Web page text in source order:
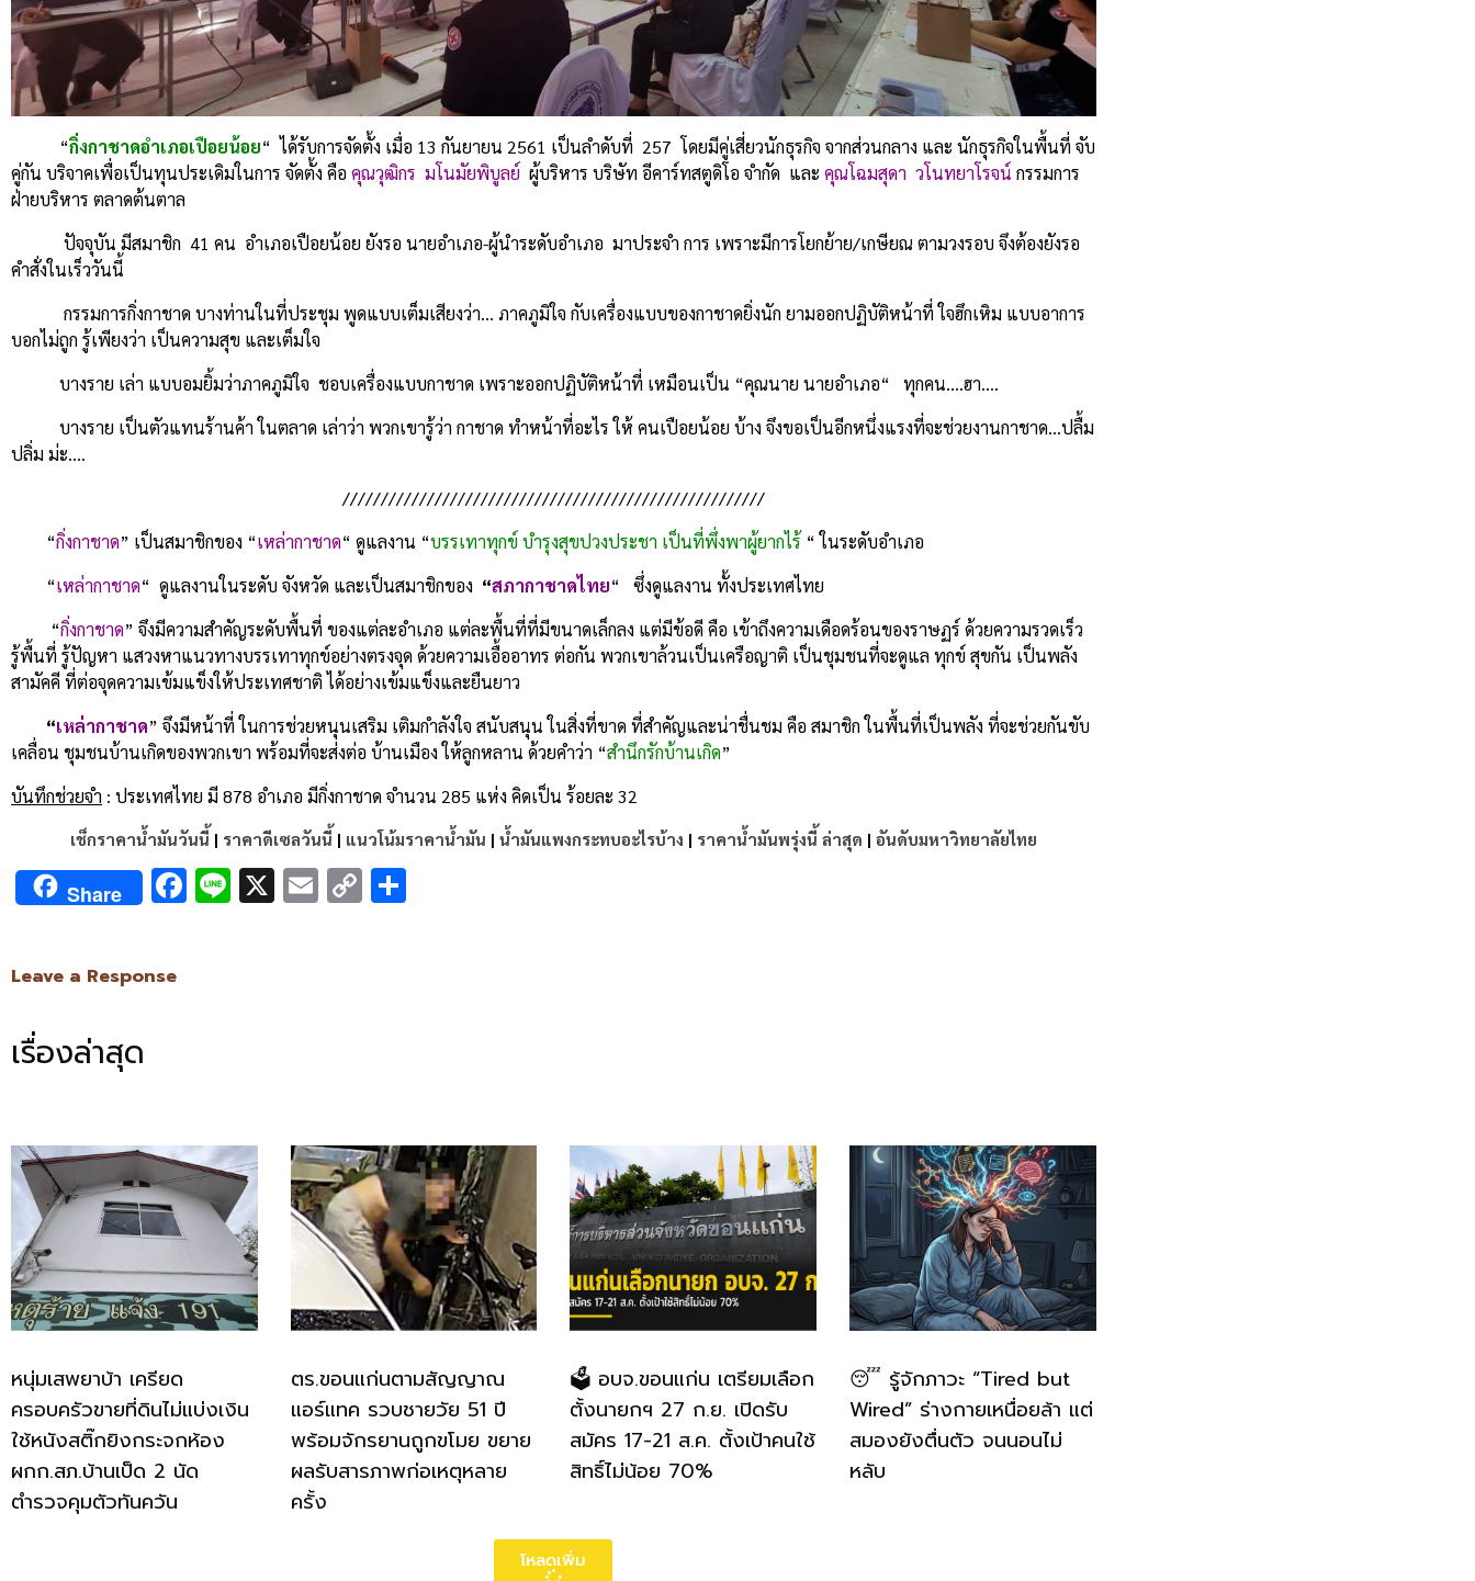
“กิ่งกาชาดอำเภอเปือยน้อย“ ได้รับการจัดตั้ง เมื่อ 13 กันยายน 2561 เป็นลำดับที่ 257 โดยมีคู่เสี่ยวนักธุรกิจ จากส่วนกลาง และ นักธุรกิจในพื้นที่ จับ
คู่กัน บริจาคเพื่อเป็นทุนประเดิมในการ จัดตั้ง คือ คุณวุฒิกร มโนมัยพิบูลย์ ผู้บริหาร บริษัท อีคาร์ทสตูดิโอ จำกัด และ คุณโฉมสุดา วโนทยาโรจน์ กรรมการ
ฝ่ายบริหาร ตลาดต้นตาล
ปัจจุบัน มีสมาชิก 41 คน อำเภอเปือยน้อย ยังรอ นายอำเภอ-ผู้นำระดับอำเภอ มาประจำ การ เพราะมีการโยกย้าย/เกษียณ ตามวงรอบ จึงต้องยังรอ
คำสั่งในเร็ววันนี้
กรรมการกิ่งกาชาด บางท่านในที่ประชุม พูดแบบเต็มเสียงว่า… ภาคภูมิใจ กับเครื่องแบบของกาชาดยิ่งนัก ยามออกปฏิบัติหน้าที่ ใจฮึกเหิม แบบอาการ
บอกไม่ถูก รู้เพียงว่า เป็นความสุข และเต็มใจ
บางราย เล่า แบบอมยิ้มว่าภาคภูมิใจ ชอบเครื่องแบบกาชาด เพราะออกปฏิบัติหน้าที่ เหมือนเป็น “คุณนาย นายอำเภอ“ ทุกคน….ฮา….
บางราย เป็นตัวแทนร้านค้า ในตลาด เล่าว่า พวกเขารู้ว่า กาชาด ทำหน้าที่อะไร ให้ คนเปือยน้อย บ้าง จึงขอเป็นอีกหนึ่งแรงที่จะช่วยงานกาชาด…ปลื้ม
ปลิ่ม ม่ะ….
///////////////////////////////////////////////////////
“กิ่งกาชาด” เป็นสมาชิกของ “เหล่ากาชาด“ ดูแลงาน “บรรเทาทุกข์ บำรุงสุขปวงประชา เป็นที่พึ่งพาผู้ยากไร้ “ ในระดับอำเภอ
“เหล่ากาชาด“ ดูแลงานในระดับ จังหวัด และเป็นสมาชิกของ “สภากาชาดไทย“ ซึ่งดูแลงาน ทั้งประเทศไทย
“กิ่งกาชาด” จึงมีความสำคัญระดับพื้นที่ ของแต่ละอำเภอ แต่ละพื้นที่ที่มีขนาดเล็กลง แต่มีข้อดี คือ เข้าถึงความเดือดร้อนของราษฏร์ ด้วยความรวดเร็ว
รู้พื้นที่ รู้ปัญหา แสวงหาแนวทางบรรเทาทุกข์อย่างตรงจุด ด้วยความเอื้ออาทร ต่อกัน พวกเขาล้วนเป็นเครือญาติ เป็นชุมชนที่จะดูแล ทุกข์ สุขกัน เป็นพลัง
สามัคคี ที่ต่อจุดความเข้มแข็งให้ประเทศชาติ ได้อย่างเข้มแข็งและยืนยาว
“เหล่ากาชาด” จึงมีหน้าที่ ในการช่วยหนุนเสริม เติมกำลังใจ สนับสนุน ในสิ่งที่ขาด ที่สำคัญและน่าชื่นชม คือ สมาชิก ในพื้นที่เป็นพลัง ที่จะช่วยกันขับ
เคลื่อน ชุมชนบ้านเกิดของพวกเขา พร้อมที่จะส่งต่อ บ้านเมือง ให้ลูกหลาน ด้วยคำว่า “สำนึกรักบ้านเกิด”
บันทึกช่วยจำ : ประเทศไทย มี 878 อำเภอ มีกิ่งกาชาด จำนวน 285 แห่ง คิดเป็น ร้อยละ 32
เช็กราคาน้ำมันวันนี้ | ราคาดีเซลวันนี้ | แนวโน้มราคาน้ำมัน | น้ำมันแพงกระทบอะไรบ้าง | ราคาน้ำมันพรุ่งนี้ ล่าสุด | อันดับมหาวิทยาลัยไทย
Share Facebook
Line
X Email
Copy
Leave a Response
เรื่องล่าสุด
หนุ่มเสพยาบ้า เครียด
ครอบครัวขายที่ดินไม่แบ่งเงิน
ใช้หนังสติ๊กยิงกระจกห้อง
ผกก.สภ.บ้านเป็ด 2 นัด
ตำรวจคุมตัวทันควัน
ตร.ขอนแก่นตามสัญญาณ
แอร์แทค รวบชายวัย 51 ปี
พร้อมจักรยานถูกขโมย ขยาย
ผลรับสารภาพก่อเหตุหลาย
ครั้ง
🗳️ อบจ.ขอนแก่น เตรียมเลือก
ตั้งนายกฯ 27 ก.ย. เปิดรับ
สมัคร 17-21 ส.ค. ตั้งเป้าคนใช้
สิทธิ์ไม่น้อย 70%
😴 รู้จักภาวะ “Tired but
Wired” ร่างกายเหนื่อยล้า แต่
สมองยังตื่นตัว จนนอนไม่
หลับ
โหลดเพิ่ม